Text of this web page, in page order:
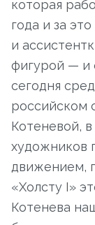
которая
года и за
и
фигурой — и
сегодня
российском
Котеневой,
художников
движением,
«Холсту I»
Котенева